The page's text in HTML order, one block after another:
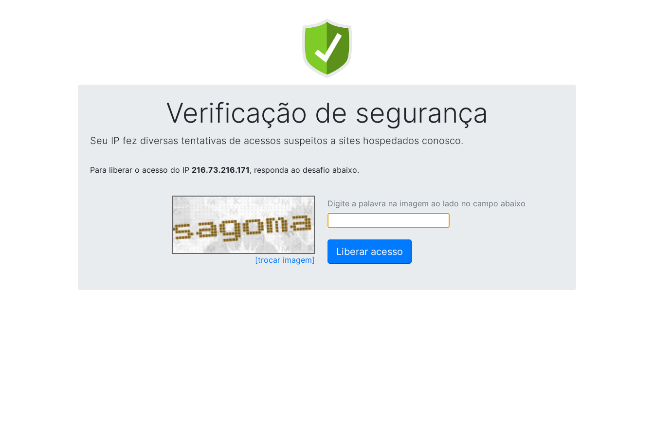
Verificação de segurança
Seu IP fez diversas tentativas de acessos suspeitos a sites hospedados conosco.
Para liberar o acesso do IP 216.73.216.171, responda ao desafio abaixo.
[trocar imagem]
Digite a palavra na imagem ao lado no campo abaixo